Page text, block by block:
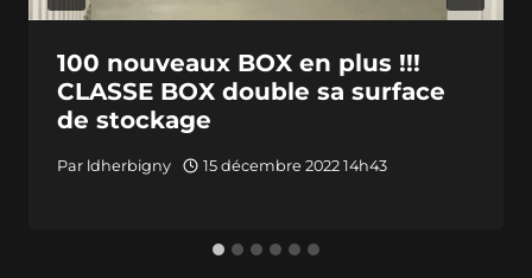
100 nouveaux BOX en plus !!!
CLASSE BOX double sa surface
de stockage
Par ldherbigny 15 décembre 2022 14h43